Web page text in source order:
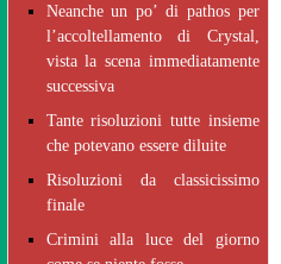
Neanche un po’ di pathos per
l’accoltellamento di Crystal,
vista la scena immediatamente
successiva
Tante risoluzioni tutte insieme
che potevano essere diluite
Risoluzioni da classicissimo
finale
Crimini alla luce del giorno